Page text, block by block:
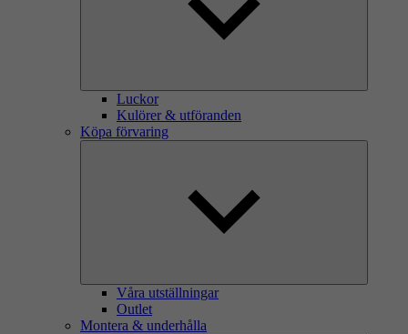
Luckor
Kulörer & utföranden
Köpa förvaring
Våra utställningar
Outlet
Montera & underhålla